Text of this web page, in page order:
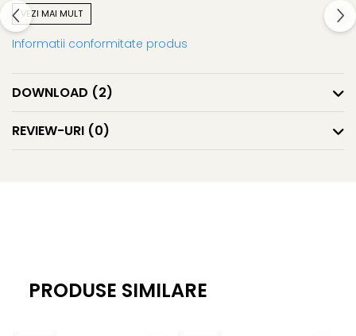
- Rezistent la intemperii (rezistent la apa si inghet)
- Fara solventi si CFC, ecologic
VEZI MAI MULT
Informatii conformitate produs
DOWNLOAD (2)
REVIEW-URI (0)
PRODUSE SIMILARE